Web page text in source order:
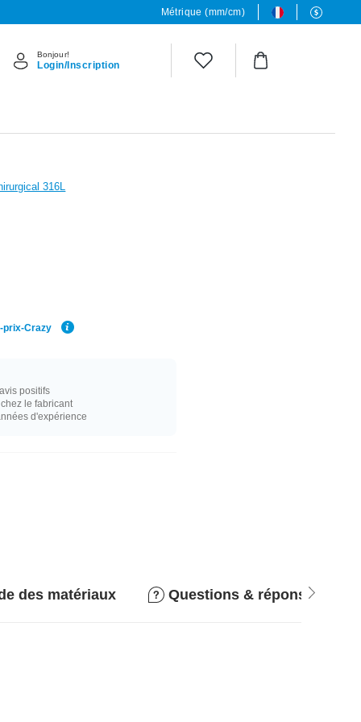
Métrique (mm/cm)
Bonjour!
Login/Inscription
316L
prix-Crazy
positifs
le fabricant
d'expérience
des matériaux Questions & réponses